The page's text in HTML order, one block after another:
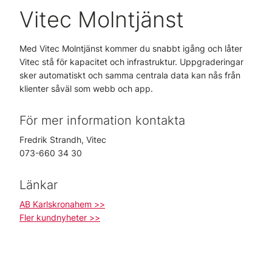
Vitec Molntjänst
Med Vitec Molntjänst kommer du snabbt igång och låter
Vitec stå för kapacitet och infrastruktur. Uppgraderingar
sker automatiskt och samma centrala data kan nås från
klienter såväl som webb och app.
För mer information kontakta
Fredrik Strandh, Vitec
073-660 34 30
Länkar
AB Karlskronahem >>
Fler kundnyheter >>